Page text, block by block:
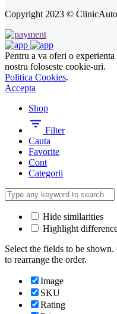
Copyright 2023 ©
Pentru a va oferi o
nostru foloseste cookie-uri.
Politica Cookies.
Accepta
Shop
Filter
Cauta
Favorite
Cont
Categorii
Hide similarities
Highlight
Select the fields to be
to rearrange the order.
Image
SKU
Rating